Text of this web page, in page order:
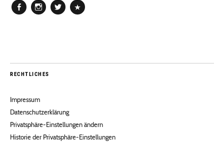
RECHTLICHES
Impressum
Datenschutzerklärung
Privatsphäre-Einstellungen ändern
Historie der Privatsphäre-Einstellungen